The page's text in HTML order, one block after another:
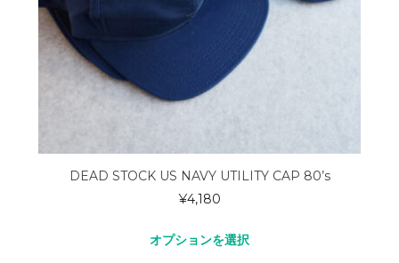
DEAD STOCK US NAVY UTILITY CAP 80’s
¥4,180
オプションを選択